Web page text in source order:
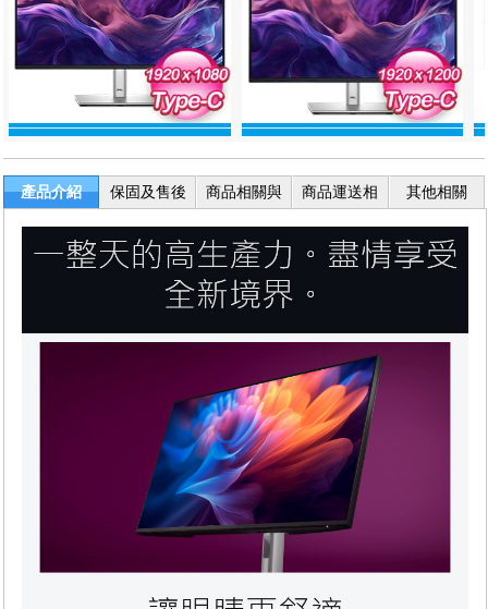
產品介紹
保固及售後
服務
商品相關與
退換貨
商品運送相
關
其他相關